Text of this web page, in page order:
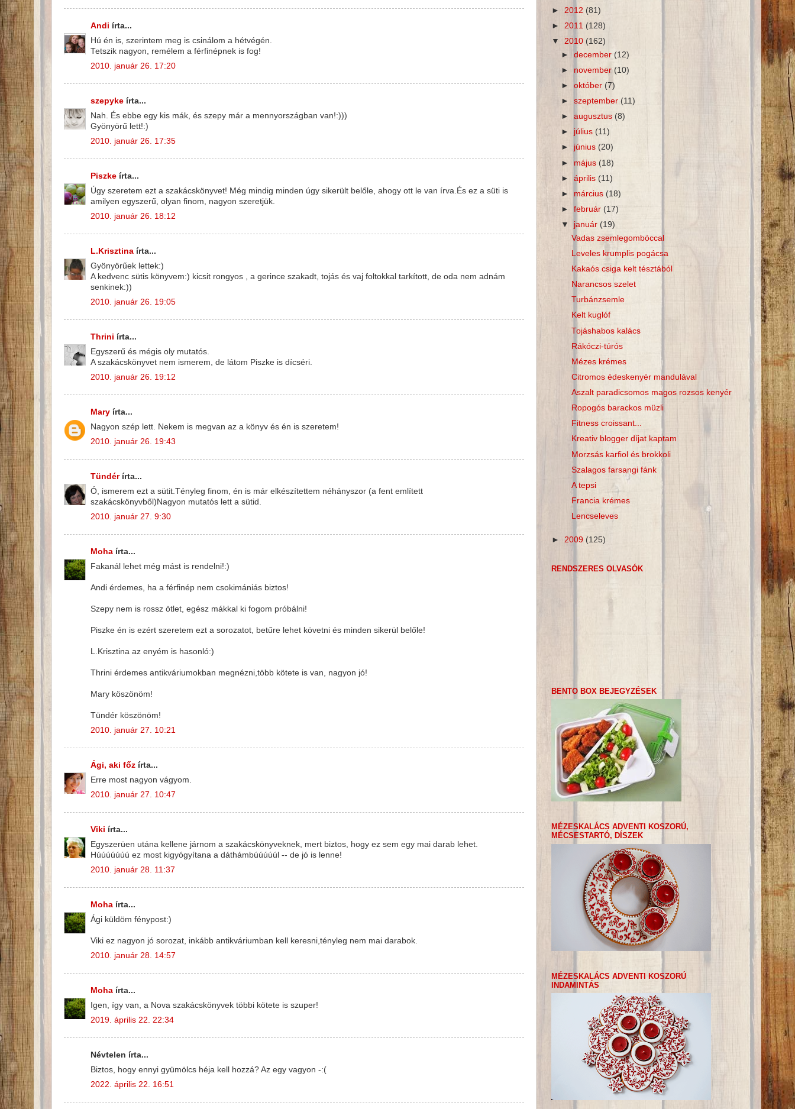
Andi írta...
Hú én is, szerintem meg is csinálom a hétvégén.
Tetszik nagyon, remélem a férfinépnek is fog!
2010. január 26. 17:20
szepyke írta...
Nah. És ebbe egy kis mák, és szepy már a mennyországban van!:)))
Gyönyörű lett!:)
2010. január 26. 17:35
Piszke írta...
Úgy szeretem ezt a szakácskönyvet! Még mindig minden úgy sikerült belőle, ahogy ott le van írva.És ez a süti is
amilyen egyszerű, olyan finom, nagyon szeretjük.
2010. január 26. 18:12
L.Krisztina írta...
Gyönyörűek lettek:)
A kedvenc sütis könyvem:) kicsit rongyos , a gerince szakadt, tojás és vaj foltokkal tarkított, de oda nem adnám
senkinek:))
2010. január 26. 19:05
Thrini írta...
Egyszerű és mégis oly mutatós.
A szakácskönyvet nem ismerem, de látom Piszke is dícséri.
2010. január 26. 19:12
Mary írta...
Nagyon szép lett. Nekem is megvan az a könyv és én is szeretem!
2010. január 26. 19:43
Tündérírta...
Ó, ismerem ezt a sütit.Tényleg finom, én is már elkészítettem néhányszor (a fent említett
szakácskönyvből)Nagyon mutatós lett a sütid.
2010. január 27. 9:30
Moha írta...
Fakanál lehet még mást is rendelni!:)
Andi érdemes, ha a férfinép nem csokimániás biztos!
Szepy nem is rossz ötlet, egész mákkal ki fogom próbálni!
Piszke én is ezért szeretem ezt a sorozatot, betűre lehet követni és minden sikerül belőle!
L.Krisztina az enyém is hasonló:)
Thrini érdemes antikváriumokban megnézni,több kötete is van, nagyon jó!
Mary köszönöm!
Tündér köszönöm!
2010. január 27. 10:21
Ági, aki főz írta...
Erre most nagyon vágyom.
2010. január 27. 10:47
Viki írta...
Egyszerüen utána kellene járnom a szakácskönyveknek, mert biztos, hogy ez sem egy mai darab lehet.
Húúúúúúú ez most kigyógyítana a dáthámbúúúúúl -- de jó is lenne!
2010. január 28. 11:37
Moha írta...
Ági küldöm fénypost:)
Viki ez nagyon jó sorozat, inkább antikváriumban kell keresni,tényleg nem mai darabok.
2010. január 28. 14:57
Moha írta...
Igen, így van, a Nova szakácskönyvek többi kötete is szuper!
2019. április 22. 22:34
Névtelen írta...
Biztos, hogy ennyi gyümölcs héja kell hozzá? Az egy vagyon -:(
2022. április 22. 16:51
► 2012 (81)
► 2011 (128)
▼ 2010 (162)
►december(12)
► november (10)
►október (7)
►szeptember(11)
►augusztus (8)
► július(11)
► június(20)
► május (18)
►április (11)
► március(18)
►február(17)
▼ január (19)
Vadas zsemlegombóccal
Leveles krumplis pogácsa
Kakaós csiga kelt tésztából
Narancsos szelet
Turbánzsemle
Kelt kuglóf
Tojáshabos kalács
Rákóczi-túrós
Mézes krémes
Citromos édeskenyér mandulával
Aszalt paradicsomos magos rozsos kenyér
Ropogós barackos müzli
Fitness croissant...
Kreativ blogger díjat kaptam
Morzsás karfiol és brokkoli
Szalagos farsangi fánk
A tepsi
Francia krémes
Lencseleves
► 2009 (125)
RENDSZERES OLVASÓK
BENTO BOX BEJEGYZÉSEK
MÉZESKALÁCS ADVENTI KOSZORÚ,
MÉCSESTARTÓ, DÍSZEK
MÉZESKALÁCS ADVENTI KOSZORÚ
INDAMINTÁS